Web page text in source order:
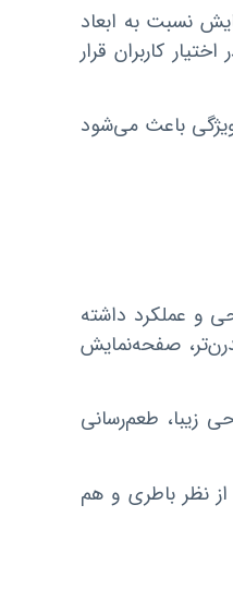
نسبت به ابعاد
کاربران قرار
باعث می‌شود
و عملکرد داشته
مدرن‌تر، صفحه‌نمایش
زیبا، طعم‌رسانی
نظر باطری و هم